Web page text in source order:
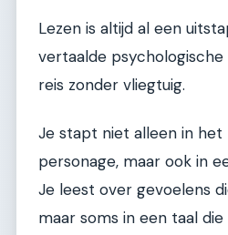
Lezen is altijd al een
vertaalde
reis zonder vliegtuig.
Je stapt niet alleen in het
personage, maar ook in
Je leest over gevoelens
maar soms in een taal